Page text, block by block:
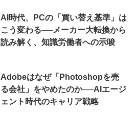
AI時代、PCの「買い替え基準」は
こう変わる──メーカー大転換から
読み解く、知識労働者への示唆
Adobeはなぜ「Photoshopを売
る会社」をやめたのか──AIエージ
ェント時代のキャリア戦略